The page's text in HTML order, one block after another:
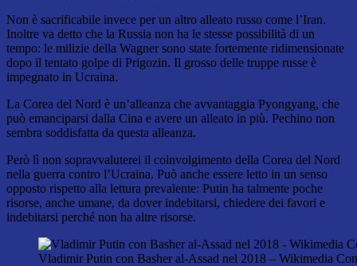
Non è sacrificabile invece per un altro alleato russo come l’Iran.
Inoltre va detto che la Russia non ha le stesse possibilità di un
tempo: le milizie della Wagner sono state fortemente ridimensionate
dopo il tentato golpe di Prigozin. Il grosso delle truppe russe è
impegnato in Ucraina.
La Corea del Nord è un’alleanza che avvantaggia Pyongyang, che
può emanciparsi dalla Cina e avere un alleato in più. Pechino non
sembra soddisfatta da questa alleanza.
Però lì non sopravvaluterei il coinvolgimento della Corea del Nord
nella guerra contro l’Ucraina. Può anche essere letto in un senso
opposto rispetto alla lettura prevalente: Putin ha talmente poche
risorse, anche umane, da dover indebitarsi, chiedere dei favori e
indebitarsi perché non ha altre risorse.
Vladimir Putin con Basher al-Assad nel 2018 – Wikimedia